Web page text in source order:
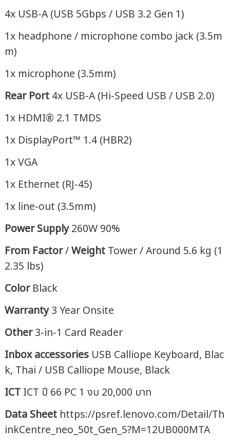
4x USB-A (USB 5Gbps / USB 3.2 Gen 1)
1x headphone / microphone combo jack (3.5m
m)
1x microphone (3.5mm)
Rear Port 4x USB-A (Hi-Speed USB / USB 2.0)
1x HDMI® 2.1 TMDS
1x DisplayPort™ 1.4 (HBR2)
1x VGA
1x Ethernet (RJ-45)
1x line-out (3.5mm)
Power Supply260W 90%
From Factor/Weight Tower / Around 5.6 kg (1
2.35 lbs)
Color Black
Warranty3 Year Onsite
Other3-in-1 Card Reader
Inbox accessories USB Calliope Keyboard, Blac
k, Thai / USB Calliope Mouse, Black
ICT ICT ปี 66 PC 1 งบ 20,000 บาท
Data Sheet https://psref.lenovo.com/Detail/Th
inkCentre_neo_50t_Gen_5?M=12UB000MTA